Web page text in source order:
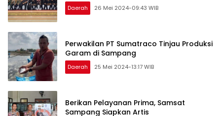
Daerah 26 Mei 2024-09:43 WIB
Perwakilan PT Sumatraco Tinjau Produksi
Garam di Sampang
Daerah 25 Mei 2024-13:17 WIB
Berikan Pelayanan Prima, Samsat
Sampang Siapkan Artis